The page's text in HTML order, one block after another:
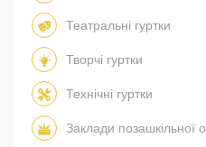
Театральні гуртки
Творчі гуртки
Технічні гуртки
Заклади позашкільної